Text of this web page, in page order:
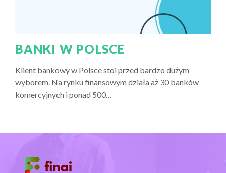
BANKI W POLSCE
Klient bankowy w Polsce stoi przed bardzo dużym
wyborem. Na rynku finansowym działa aż 30 banków
komercyjnych i ponad 500…